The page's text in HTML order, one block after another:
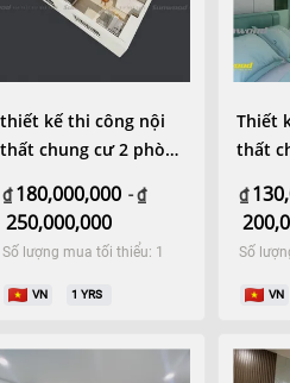
thiết kế thi công nội
thất chung cư 2 phòng
₫ 180,000,000 -₫
250,000,000
Số lượng mua tối thiểu: 1
VN 1YRS
Thiết
thất
₫
Số
VN